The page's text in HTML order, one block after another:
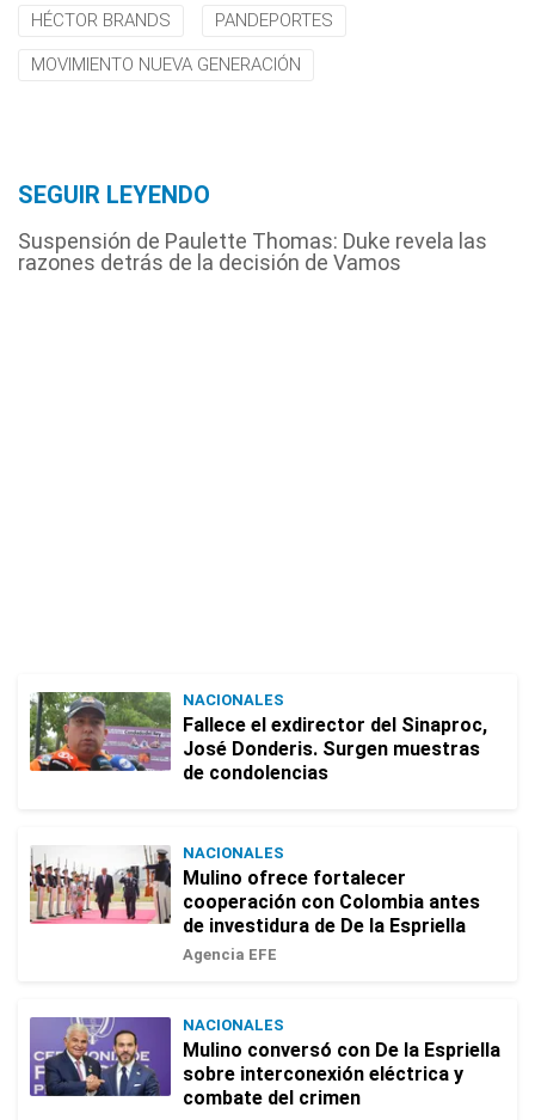
HÉCTOR BRANDS PANDEPORTES
MOVIMIENTO NUEVA GENERACIÓN
SEGUIR LEYENDO
Suspensión de Paulette Thomas: Duke revela las
razones detrás de la decisión de Vamos
NACIONALES
Fallece el exdirector del Sinaproc,
José Donderis. Surgen muestras
de condolencias
NACIONALES
Mulino ofrece fortalecer
cooperación con Colombia antes
de investidura de De la Espriella
Agencia EFE
NACIONALES
Mulino conversó con De la Espriella
sobre interconexión eléctrica y
combate del crimen